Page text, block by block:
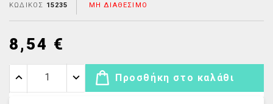
ΚΩΔΙΚΌΣ 15235 ΜΗ ΔΙΑΘΈΣΙΜΟ
8,54 €
Προσθήκη στο καλάθι